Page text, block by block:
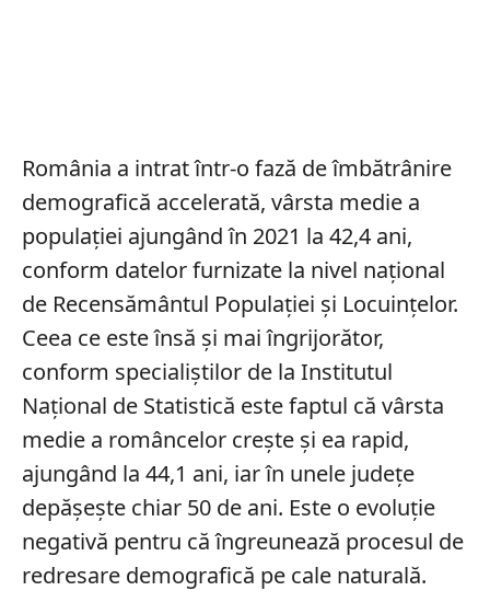
România a intrat într-o fază de îmbătrânire
demografică accelerată, vârsta medie a
populației ajungând în 2021 la 42,4 ani,
conform datelor furnizate la nivel național
de Recensământul Populației și Locuințelor.
Ceea ce este însă și mai îngrijorător,
conform specialiștilor de la Institutul
Național de Statistică este faptul că vârsta
medie a româncelor crește și ea rapid,
ajungând la 44,1 ani, iar în unele județe
depășește chiar 50 de ani. Este o evoluție
negativă pentru că îngreunează procesul de
redresare demografică pe cale naturală.